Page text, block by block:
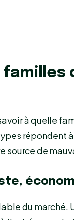
familles
à quelle
répondent
source de
du marché.